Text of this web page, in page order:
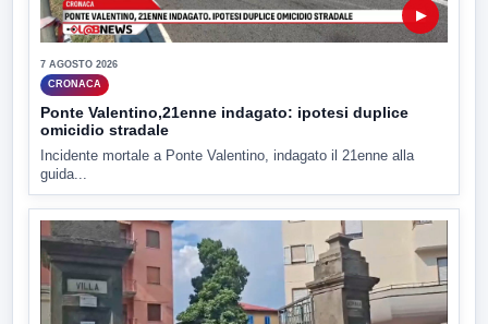
▶
7 AGOSTO 2026
CRONACA
Ponte Valentino,21enne indagato: ipotesi duplice
omicidio stradale
Incidente mortale a Ponte Valentino, indagato il 21enne alla
guida...